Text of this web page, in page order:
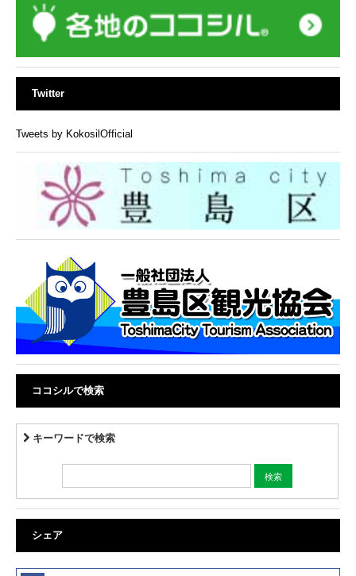
Twitter
Tweets by KokosilOfficial
ココシルで検索
キーワードで検索
シェア